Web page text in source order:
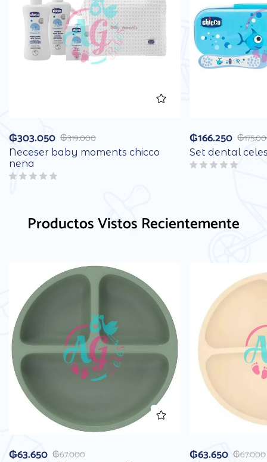
₲319.000
₲303.050
Neceser baby moments chicco
nena
₲
₲166.250
Set dental
Productos Vistos Recientemente
₲67.000
₲63.650 ₲67.000
₲63.650